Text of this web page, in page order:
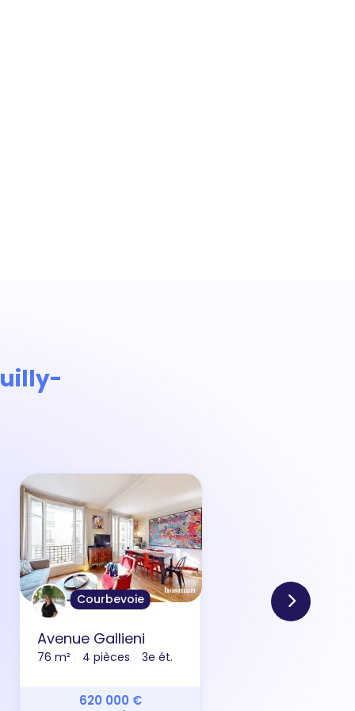
Courbevoie
Avenue Gallieni
76 m² 4 pièces 3e ét.
620 000 €